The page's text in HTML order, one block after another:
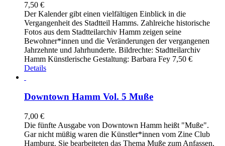
7,50 €
Der Kalender gibt einen vielfältigen Einblick in die
Vergangenheit des Stadtteil Hamms. Zahlreiche historische
Fotos aus dem Stadtteilarchiv Hamm zeigen seine
Bewohner*innen und die Veränderungen der vergangenen
Jahrzehnte und Jahrhunderte. Bildrechte: Stadtteilarchiv
Hamm Künstlerische Gestaltung: Barbara Fey 7,50 €
Details
Downtown Hamm Vol. 5 Muße
7,00 €
Die fünfte Ausgabe von Downtown Hamm heißt "Muße".
Gar nicht müßig waren die Künstler*innen vom Zine Club
Hamburg. Sie bearbeiteten das Thema Muße zum Anfassen,